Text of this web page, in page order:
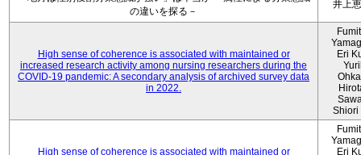
の違いを探る－
井上
High sense of coherence is associated with maintained or
increased research activity among nursing researchers during the
COVID-19 pandemic: A secondary analysis of archived survey data
in 2022.
Eri
Shiori
High sense of coherence is associated with maintained or
Eri